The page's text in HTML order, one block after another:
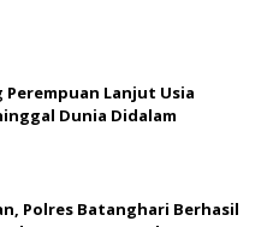
Perempuan Lanjut Usia
Dunia Didalam
Polres Batanghari Berhasil